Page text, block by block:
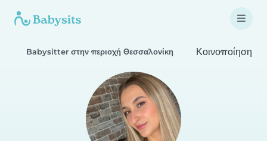
Babysitter στην περιοχή Θεσσαλονίκη Κοινοποίηση